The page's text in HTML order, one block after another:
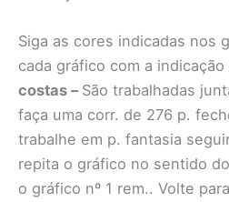
Siga as cores indicadas nos
cada gráfico com a indicação
costas – São trabalhadas
faça uma corr. de 276 p.
trabalhe em p. fantasia
repita o gráfico no sentido
o gráfico nº 1 rem.. Volte